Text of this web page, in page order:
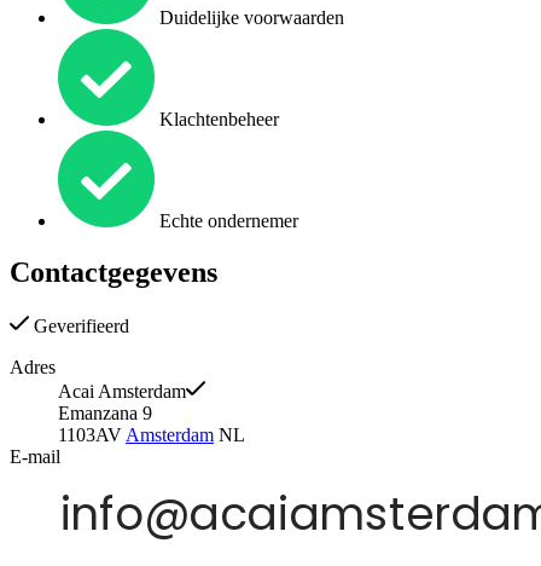
Duidelijke voorwaarden
Klachtenbeheer
Echte ondernemer
Contactgegevens
Geverifieerd
Adres
Acai Amsterdam
Emanzana 9
1103AV Amsterdam NL
E-mail